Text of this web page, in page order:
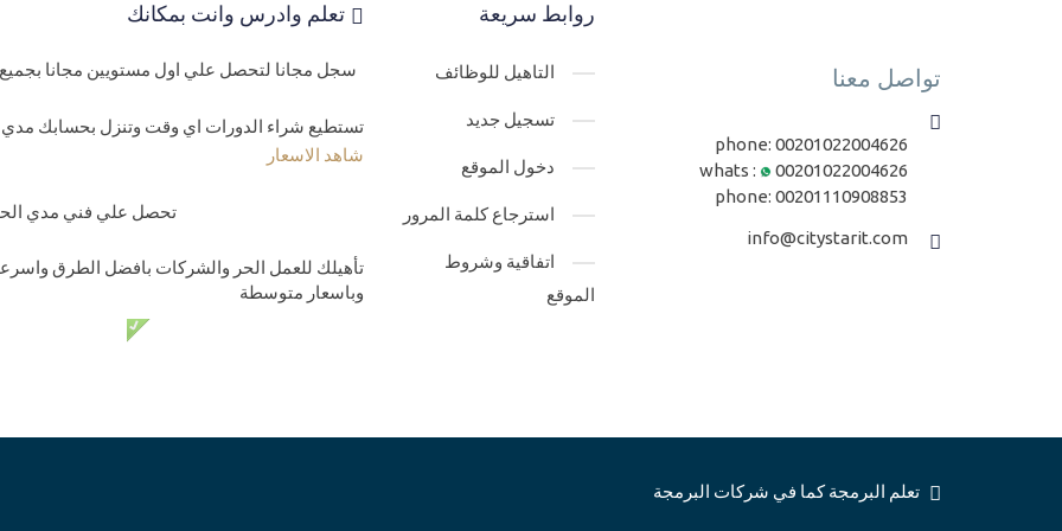
تواصل معنا
phone: 00201022004626
whats :
00201022004626
phone: 00201110908853
info@citystarit.com
روابط سريعة
التاهيل للوظائف
تسجيل جديد
دخول الموقع
استرجاع كلمة المرور
اتفاقية وشروط
الموقع
تعلم وادرس وانت بمكانك
سجل مجانا لتحصل علي اول مستويين مجانا بجميع
تستطيع شراء الدورات اي وقت وتنزل بحسابك مدي
شاهد الاسعار
تحصل علي فني مدي
تأهيلك للعمل الحر والشركات بافضل الطرق
وباسعار متوسطة
تعلم البرمجة كما في شركات البرمجة